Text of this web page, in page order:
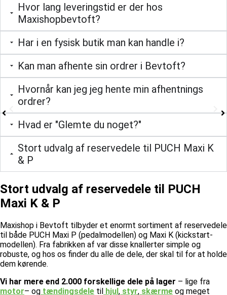
Hvor lang leveringstid er der hos
Maxishopbevtoft?
Har i en fysisk butik man kan handle i?
Kan man afhente sin ordrer i Bevtoft?
Hvornår kan jeg jeg hente min afhentnings
ordrer?
Hvad er "Glemte du noget?"
Stort udvalg af reservedele til PUCH Maxi K
& P
Stort udvalg af reservedele til PUCH
Maxi K & P
Maxishop i Bevtoft tilbyder et enormt sortiment af reservedele
til både PUCH Maxi P (pedalmodellen) og Maxi K (kickstart-
modellen). Fra fabrikken af var disse knallerter simple og
robuste, og hos os finder du alle de dele, der skal til for at holde
dem kørende.
Vi har mere end 2.000 forskellige dele på lager – lige fra
motor– og tændingsdele til hjul, styr, skærme og meget